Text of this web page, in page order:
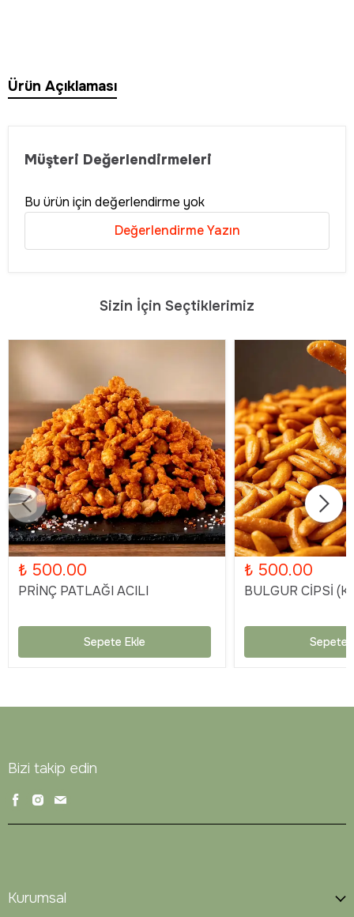
Ürün Açıklaması
Müşteri Değerlendirmeleri
Bu ürün için değerlendirme yok
Değerlendirme Yazın
Sizin İçin Seçtiklerimiz
₺ 500.00
PRİNÇ PATLAĞI ACILI
Sepete Ekle
₺ 500.00
BULGUR CİPSİ
Sepete
Bizi takip edin
Kurumsal